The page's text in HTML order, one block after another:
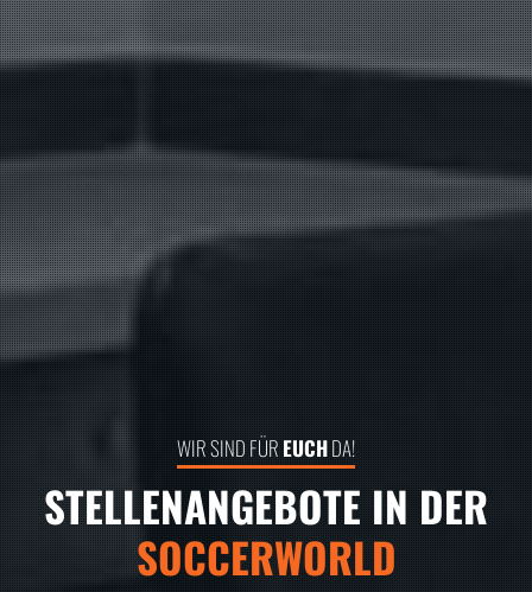
WIR SIND FÜR EUCHDA!
STELLENANGEBOTE IN DER
SOCCERWORLD